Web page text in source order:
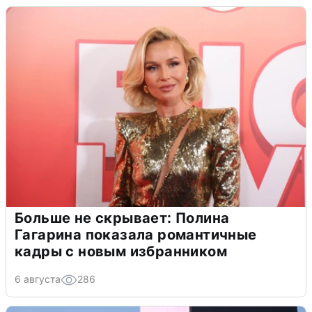
Больше не скрывает: Полина
Гагарина показала романтичные
кадры с новым избранником
6 августа 286